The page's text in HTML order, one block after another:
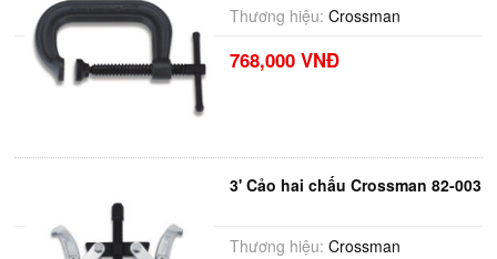
Thương hiệu: Crossman
768,000 VNĐ
3' Cảo hai chấu Crossman 82-003
Thương hiệu: Crossman